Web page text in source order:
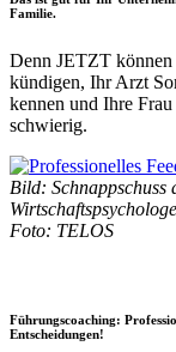
Familie.
Denn JETZT können
kündigen, Ihr Arzt
kennen und Ihre
schwierig.
Bild: Schnappschuss
Foto: TELOS
Führungscoaching:
Entscheidungen!